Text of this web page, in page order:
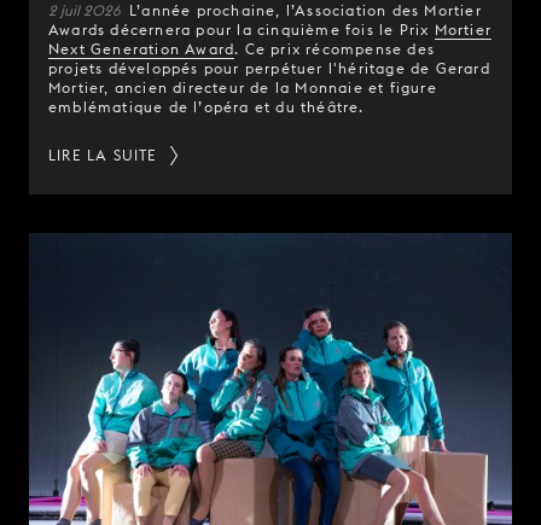
2 juil 2026 L’année prochaine, l’Association des Mortier
Awards décernera pour la cinquième fois le Prix Mortier
Next Generation Award. Ce prix récompense des
projets développés pour perpétuer l'héritage de Gerard
Mortier, ancien directeur de la Monnaie et figure
emblématique de l’opéra et du théâtre.
LIRE LA SUITE